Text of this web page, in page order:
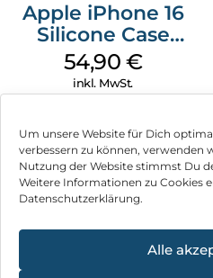
Um unsere Website für Dich
verbessern zu können, verwenden
Nutzung der Website stimmst Du
Weitere Informationen zu Cookies
Datenschutzerklärung.
Alle
Apple iPhone 16
Silicone Case
MagSafe Lake
Green
54,90 €
inkl. MwSt.
Impressum